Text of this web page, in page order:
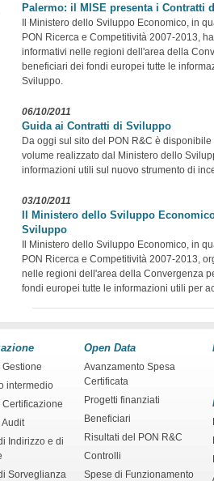
Palermo: il MISE presenta i Contratti
Il Ministero dello Sviluppo Economico, in
PON Ricerca e Competitività 2007-2013,
informativi nelle regioni dell'area della
beneficiari dei fondi europei tutte le
Sviluppo.
06/10/2011
Guida ai Contratti di Sviluppo
Da oggi sul sito del PON R&C è
volume realizzato dal Ministero dello
informazioni utili sul nuovo strumento di
03/10/2011
Il Ministero dello Sviluppo
Sviluppo
Il Ministero dello Sviluppo Economico, in
PON Ricerca e Competitività 2007-2013,
nelle regioni dell'area della Convergenza
fondi europei tutte le informazioni utili per
intermedio
Audit
Indirizzo e di
Sorveglianza
Open Data
Avanzamento Spesa
Certificata
Progetti finanziati
Beneficiari
Risultati del PON R&C
Controlli
Spese di Funzionamento